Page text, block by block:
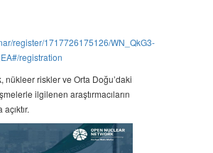
register/1717726175126/WN_QkG3-
registration
nükleer riskler ve Orta Doğu’daki
ilgilenen araştırmacıların